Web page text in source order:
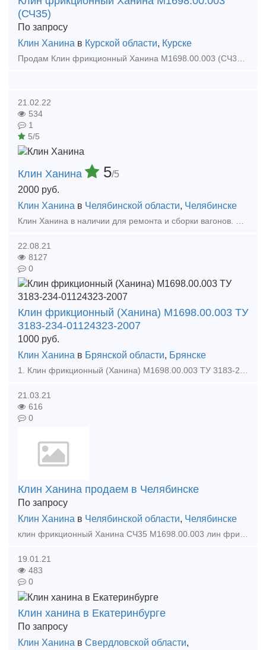
(СЧ35)
По запросу
Клин Ханина в Курской области, Курске
21.02.22
534
1
5/5
Клин Ханина 5/5
2000 руб.
Клин Ханина в Челябинской области, Челябинске
Клин Ханина в наличии для ремонта и сборки вагонов. Свое производство 30000 штук в месяц. Тип предложения: предлагаю продукцию, услугу
22.08.21
8127
0
Клин фрикционный (Ханина) М1698.00.003 ТУ
3183-234-01124323-2007
1000 руб.
Клин Ханина в Брянской области, Брянске
1. Клин фрикционный (Ханина) М1698.00.003 ТУ 3183-234-01124323-2007 Масса, кг 16,2 Твердость, HB 230-275 Размер, мм 237*190*178 Материал СЧ 35 Условный но
21.03.21
616
0
Клин Ханина продаем в Челябинске
По запросу
Клин Ханина в Челябинской области, Челябинске
клин фрикционный Ханина СЧ35 М1698.00.003 лин фрикционный или клин «Ханина» (чертеж № М1698.00.002 СЧ-25 и М1698.00.003 СЧ-35,) относится кизносостойким элементам по проекту модернизации гр
19.01.21
483
0
Клин ханина в Екатеринбурге
По запросу
Клин Ханина в Свердловской области,